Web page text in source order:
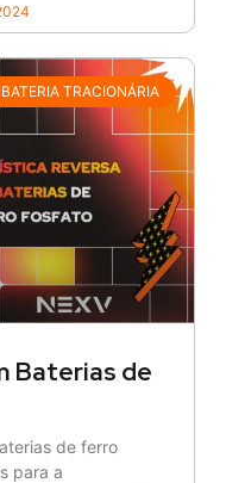
BATERIA TRACIONÁRIA
Baterias de
de ferro
para a